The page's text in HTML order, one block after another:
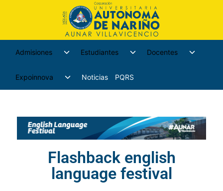
Admisiones Estudiantes Docentes
Expoinnova Noticias PQRS
Flashback english
language festival